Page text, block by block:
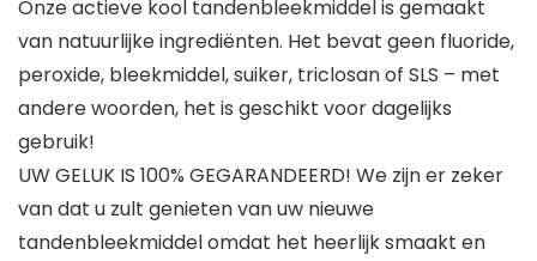
Onze actieve kool tandenbleekmiddel is gemaakt
van natuurlijke ingrediënten. Het bevat geen fluoride,
peroxide, bleekmiddel, suiker, triclosan of SLS – met
andere woorden, het is geschikt voor dagelijks
gebruik!
UW GELUK IS 100% GEGARANDEERD! We zijn er zeker
van dat u zult genieten van uw nieuwe
tandenbleekmiddel omdat het heerlijk smaakt en